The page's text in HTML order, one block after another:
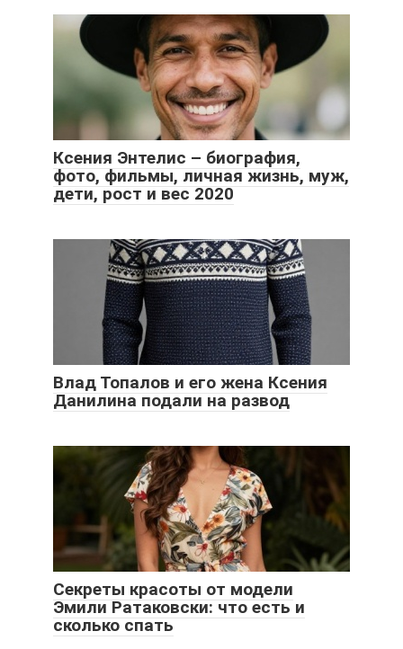
Ксения Энтелис – биография,
фото, фильмы, личная жизнь, муж,
дети, рост и вес 2020
Влад Топалов и его жена Ксения
Данилина подали на развод
Секреты красоты от модели
Эмили Ратаковски: что есть и
сколько спать